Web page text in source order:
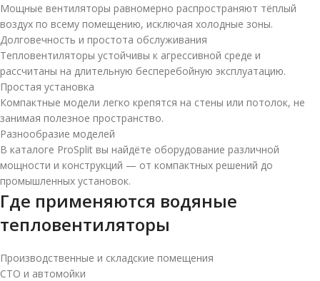
Мощные вентиляторы равномерно распространяют тёплый
воздух по всему помещению, исключая холодные зоны.
Долговечность и простота обслуживания
Тепловентиляторы устойчивы к агрессивной среде и
рассчитаны на длительную бесперебойную эксплуатацию.
Простая установка
Компактные модели легко крепятся на стены или потолок, не
занимая полезное пространство.
Разнообразие моделей
В каталоге ProSplit вы найдёте оборудование различной
мощности и конструкций — от компактных решений до
промышленных установок.
Где применяются водяные
тепловентиляторы
Производственные и складские помещения
СТО и автомойки